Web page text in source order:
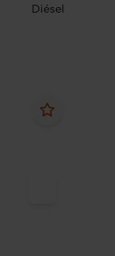
Diésel